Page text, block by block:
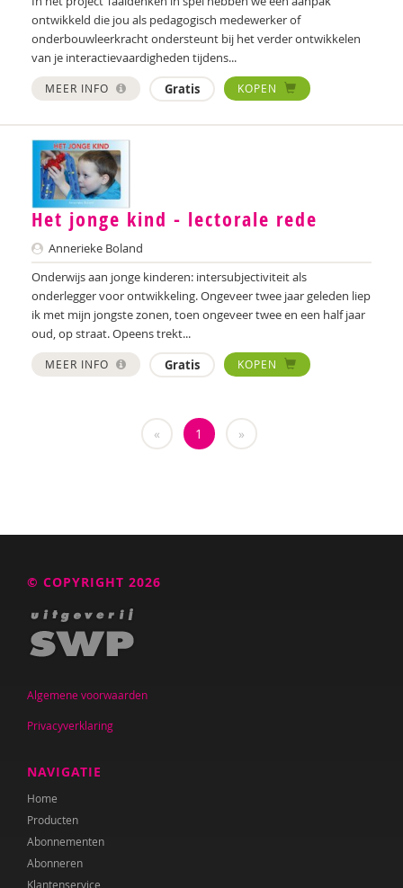
Zeina Bassa
Daniëlla Bastin
Henriet Bathoorn
Rebecca Beck
Anke van Beckhoven
Celeste Bekkering
Joop Berding
Kim van den Berg
Maria Hetty van den Berg
Nicolette van den Berg
Tonny van den Berg
Louise Berkhout
Brenda Berns
Tony Bertram
Brenda Best
Annemiek van Beurden
Annemiek Beurden, van
Saskia van Beveren
Saskia Beverloo
Iva Bicanic
ontwikkeld die jou als pedagogisch medewerker of
onderbouwleerkracht ondersteunt bij het verder ontwikkelen
van je interactievaardigheden tijdens...
MEER INFO Gratis KOPEN
Het jonge kind - lectorale rede
Annerieke Boland
Onderwijs aan jonge kinderen: intersubjectiviteit als
onderlegger voor ontwikkeling. Ongeveer twee jaar geleden liep
ik met mijn jongste zonen, toen ongeveer twee en een half jaar
oud, op straat. Opeens trekt...
MEER INFO Gratis KOPEN
« 1 »
© COPYRIGHT 2026
Algemene voorwaarden
Privacyverklaring
NAVIGATIE
Home
Producten
Abonnementen
Abonneren
Klantenservice